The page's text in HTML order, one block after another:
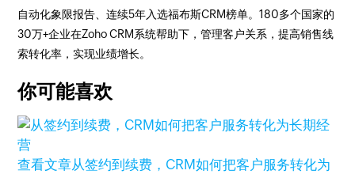
自动化象限报告、连续5年入选福布斯CRM榜单。180多个国家的
30万+企业在Zoho CRM系统帮助下，管理客户关系，提高销售线
索转化率，实现业绩增长。
你可能喜欢
查看文章从签约到续费，CRM如何把客户服务转化为